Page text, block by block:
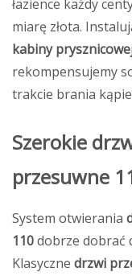
łazience każdy
miarę złota.
kabiny
rekompensujemy
trakcie brania
Szerokie
przesuwne
System otwierania
110dobrze dobrać
Klasyczne drzwi